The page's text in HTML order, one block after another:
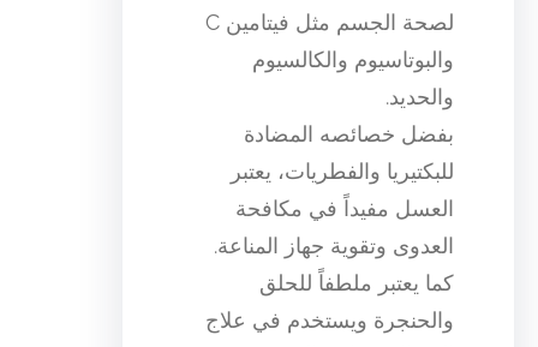
لصحة الجسم مثل فيتامين C
والبوتاسيوم والكالسيوم
والحديد.
بفضل خصائصه المضادة
للبكتيريا والفطريات، يعتبر
العسل مفيداً في مكافحة
العدوى وتقوية جهاز المناعة.
كما يعتبر ملطفاً للحلق
والحنجرة ويستخدم في علاج